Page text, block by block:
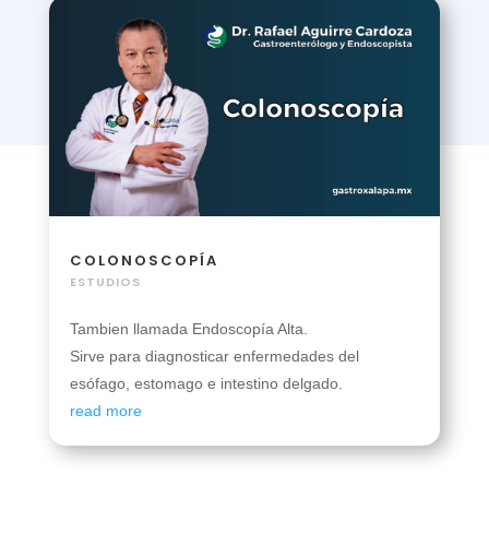
COLONOSCOPÍA
ESTUDIOS
Tambien llamada Endoscopía Alta.
Sirve para diagnosticar enfermedades del
esófago, estomago e intestino delgado.
read more